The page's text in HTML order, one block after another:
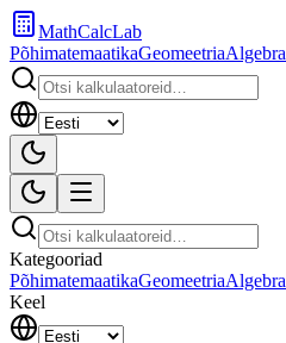
MathCalcLab
PõhimatemaatikaGeomeetriaAlgebra
Kategooriad
PõhimatemaatikaGeomeetriaAlgebra
Keel